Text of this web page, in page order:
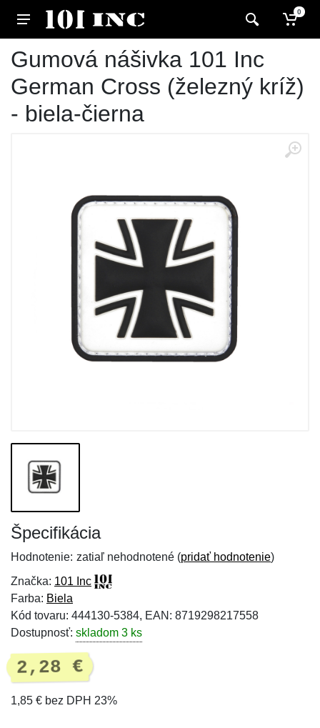
0
Gumová nášivka 101 Inc
German Cross (železný kríž)
- biela-čierna
Špecifikácia
Hodnotenie: zatiaľ nehodnotené (pridať hodnotenie)
Značka: 101 Inc
Farba: Biela
Kód tovaru: 444130-5384, EAN: 8719298217558
Dostupnosť: skladom 3 ks
2,28 €
1,85 € bez DPH 23%